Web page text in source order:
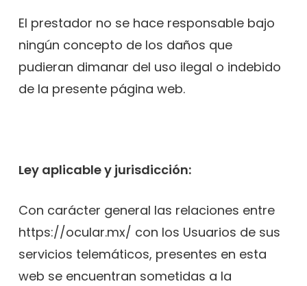
El prestador no se hace responsable bajo
ningún concepto de los daños que
pudieran dimanar del uso ilegal o indebido
de la presente página web.
Ley aplicable y jurisdicción:
Con carácter general las relaciones entre
https://ocular.mx/ con los Usuarios de sus
servicios telemáticos, presentes en esta
web se encuentran sometidas a la